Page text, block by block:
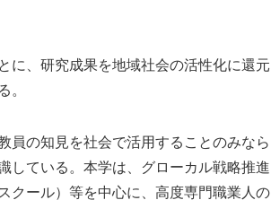
に、研究成果を地域社会の活性化に還元
。
員の知見を社会で活用することのみなら
している。本学は、グローカル戦略推進
クール）等を中心に、高度専門職業人の